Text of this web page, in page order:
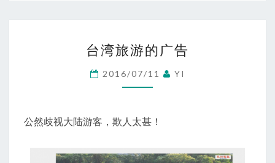
湾
旅
游
广
台湾旅游的广告
2016/07/11 YI
公然歧视大陆游客，欺人太甚！